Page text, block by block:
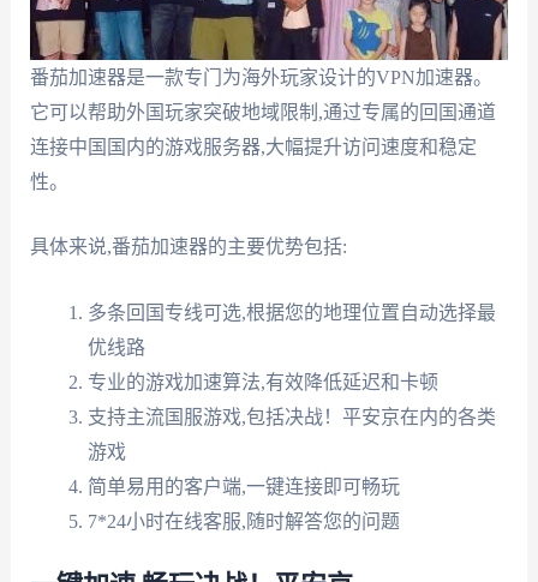
番茄加速器是一款专门为海外玩家设计的VPN加速器。
它可以帮助外国玩家突破地域限制,通过专属的回国通道
连接中国国内的游戏服务器,大幅提升访问速度和稳定
性。
具体来说,番茄加速器的主要优势包括:
多条回国专线可选,根据您的地理位置自动选择最
优线路
专业的游戏加速算法,有效降低延迟和卡顿
支持主流国服游戏,包括决战！平安京在内的各类
游戏
简单易用的客户端,一键连接即可畅玩
7*24小时在线客服,随时解答您的问题